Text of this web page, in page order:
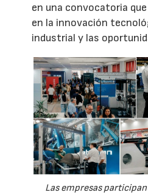
en una convocatoria
en la innovación
industrial y las
Las empresas